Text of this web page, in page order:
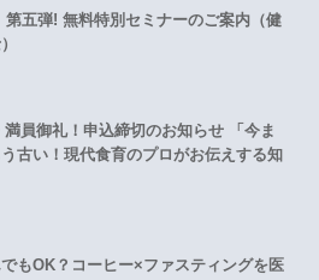
第五弾! 無料特別セミナーのご案内（健
員御礼！申込締切のお知らせ 「今ま
古い！現代食育のプロがお伝えする知
もOK？コーヒー×ファスティングを医